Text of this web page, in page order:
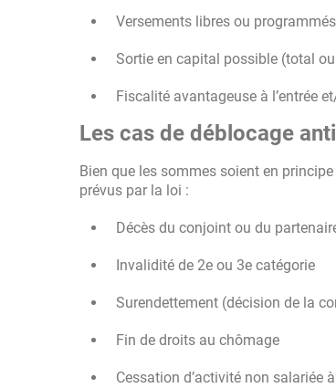
Versements libres ou programmés
Sortie en capital possible (total
Fiscalité avantageuse à l’entrée
Les cas de déblocage
Bien que les sommes soient en
prévus par la loi :
Décès du conjoint ou du
Invalidité de 2e ou 3e catégorie
Surendettement (décision de la
Fin de droits au chômage
Cessation d’activité non salariée